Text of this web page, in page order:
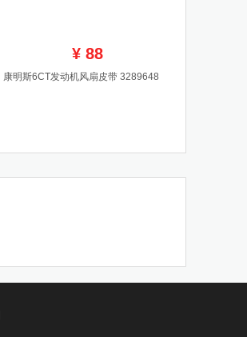
¥88
康明斯6CT发动机风扇皮带 3289648